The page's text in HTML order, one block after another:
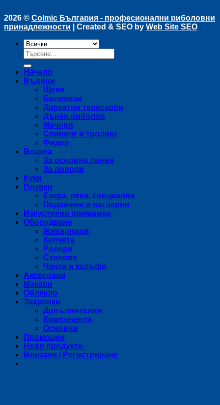
2026 © Colmic България - професионални риболовни
принадлежности | Created & SEO by Web Site SEO
Търсене
за:
Начало
Въдици
Щеки
Болонези
Директни телескопи
Дънен риболов
Мачови
Спининг и тролинг
Фидер
Влакна
За основна линия
За поводи
Куки
Плувки
Езера, реки, специални
Подвижни и ваглерни
Изкуствени примамки
Оборудване
Живарници
Кепчета
Ролери
Столове
Чанти и калъфи
Аксесоари
Макари
Облекло
Захранки
Допълнителни
Компоненти
Основни
Промоции
Нови продукти
Влизане / Регистриране